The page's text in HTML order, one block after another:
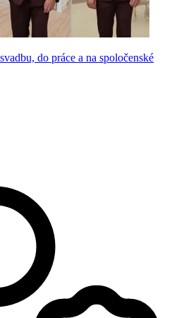
do práce a na spoločenské